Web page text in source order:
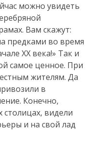
можно увидеть
Вам скажут:
предками во время
ХХ века!» Так и
самое ценное. При
жителям. Да
в
Конечно,
столицах, видели
и на свой лад